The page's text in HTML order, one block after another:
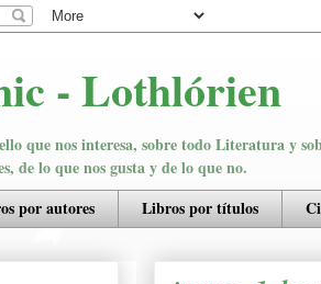
- Lothlórien
que nos interesa, sobre todo Literatura y
de lo que nos gusta y de lo que no.
por autores Libros por títulos